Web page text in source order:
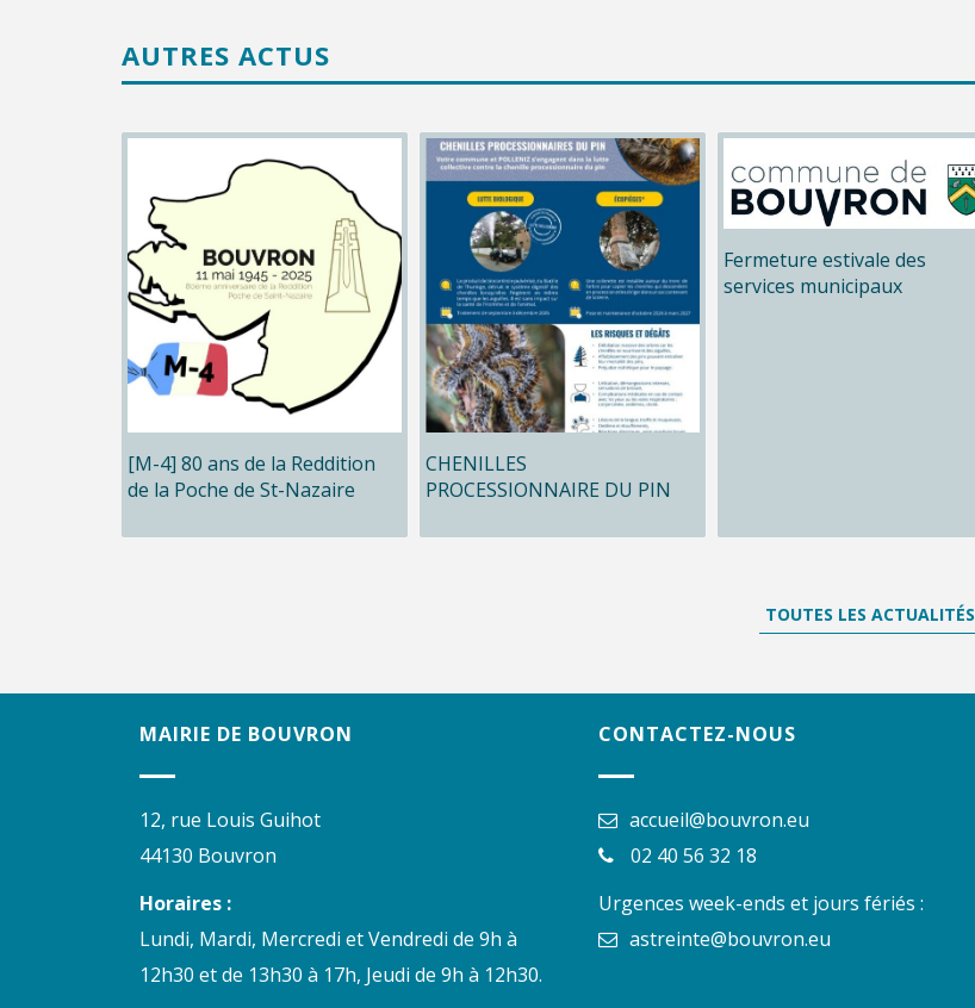
AUTRES ACTUS
[M-4] 80 ans de la Reddition
de la Poche de St-Nazaire
CHENILLES
PROCESSIONNAIRE DU PIN
Fermeture estivale des
services municipaux
TOUTES LES ACTUALITÉS
MAIRIE DE BOUVRON
12, rue Louis Guihot
44130 Bouvron
Horaires :
Lundi, Mardi, Mercredi et Vendredi de 9h à
12h30 et de 13h30 à 17h, Jeudi de 9h à 12h30.
CONTACTEZ-NOUS
accueil@bouvron.eu
02 40 56 32 18
Urgences week-ends et jours fériés :
astreinte@bouvron.eu